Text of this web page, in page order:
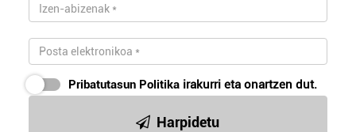
Pribatutasun Politika irakurri eta onartzen dut.
Harpidetu